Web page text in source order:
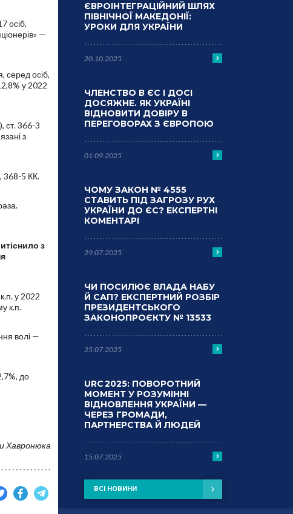
осіб,
—
серед осіб,
у 2022
ст. 366-3
з
368-5 КК.
з
у 2022
к.п.
волі —
до
Хавронюка
ЄВРОІНТЕГРАЦІЙНИЙ ШЛЯХ
ПІВНІЧНОЇ МАКЕДОНІЇ:
УРОКИ ДЛЯ УКРАЇНИ
20.10.2025
ЧЛЕНСТВО В ЄС І ДОСІ
ДОСЯЖНЕ. ЯК УКРАЇНІ
ВІДНОВИТИ ДОВІРУ В
ПЕРЕГОВОРАХ З ЄВРОПОЮ
01.09.2025
ЧОМУ ЗАКОН № 4555
СТАВИТЬ ПІД ЗАГРОЗУ РУХ
УКРАЇНИ ДО ЄС? ЕКСПЕРТНІ
КОМЕНТАРІ
29.07.2025
ЧИ ПОСИЛЮЄ ВЛАДА НАБУ
Й САП? ЕКСПЕРТНИЙ РОЗБІР
ПРЕЗИДЕНТСЬКОГО
ЗАКОНОПРОЄКТУ № 13533
25.07.2025
URC 2025: ПОВОРОТНИЙ
МОМЕНТ У РОЗУМІННІ
ВІДНОВЛЕННЯ УКРАЇНИ —
ЧЕРЕЗ ГРОМАДИ,
ПАРТНЕРСТВА Й ЛЮДЕЙ
15.07.2025
ВСІ НОВИНИ